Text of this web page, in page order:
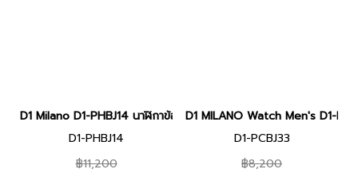
D1 Milano D1-PHBJ14 นาฬิกาข้อมือ นาฬิกา UNISEX 40.5 mm D1
D1-PHBJ14
฿11,200
D1 MILANO Watch Men's D1-
D1-PCBJ33
฿8,200